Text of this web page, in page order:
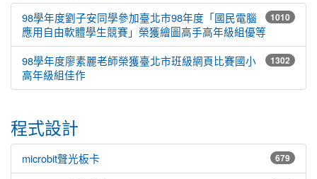
1010
98學年度劉子安同學參加臺北市98年度「國民電腦
應用自由軟體學生競賽」榮獲繪圖高手高年級組優等
1302
98學年度廖素麗老師榮獲臺北市班級網頁比賽國小
高年級組佳作
程式設計
679
microbit聲光板卡